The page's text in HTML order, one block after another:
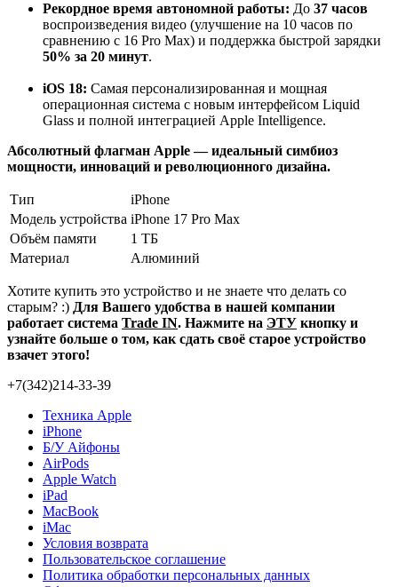
Рекордное время автономной работы: До 37 часов
воспроизведения видео (улучшение на 10 часов по
сравнению с 16 Pro Max) и поддержка быстрой зарядки
50% за 20 минут.
iOS 18: Самая персонализированная и мощная
операционная система с новым интерфейсом Liquid
Glass и полной интеграцией Apple Intelligence.
Абсолютный флагман Apple — идеальный симбиоз
мощности, инноваций и революционного дизайна.
Тип
iPhone
Модель устройства iPhone 17 Pro Max
Объём памяти
1 ТБ
Материал
Алюминий
Хотите купить это устройство и не знаете что делать со
старым? :) Для Вашего удобства в нашей компании
работает система Trade IN. Нажмите на ЭТУ кнопку и
узнайте больше о том, как сдать своё старое устройство
взачет этого!
+7(342)214-33-39
Техника Apple
iPhone
Б/У Айфоны
AirPods
Apple Watch
iPad
MacBook
iMac
Условия возврата
Пользовательское соглашение
Политика обработки персональных данных